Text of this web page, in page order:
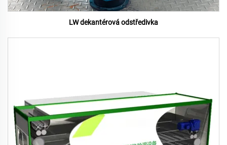
LW dekantérová odstředivka